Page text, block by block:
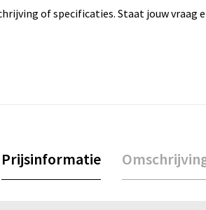
of specificaties. Staat jouw vraag
Prijsinformatie